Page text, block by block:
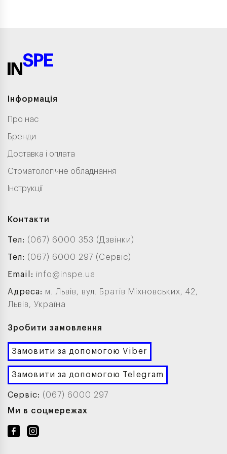
Інформація
Про нас
Бренди
Доставка і оплата
Стоматологічне обладнання
Інструкції
Контакти
Тел: (067) 6000 353 (Дзвінки)
Тел: (067) 6000 297 (Сервіс)
Email: info@inspe.ua
Адреса: м. Львів, вул. Братів Міхновських, 42,
Львів, Україна
Зробити замовлення
Замовити за допомогою Viber
Замовити за допомогою Telegram
Сервіс: (067) 6000 297
Ми в соцмережах